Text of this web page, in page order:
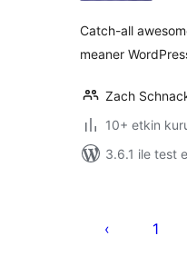
Catch-all
meaner
Zach
10+ etkin
3.6.1 ile test
1